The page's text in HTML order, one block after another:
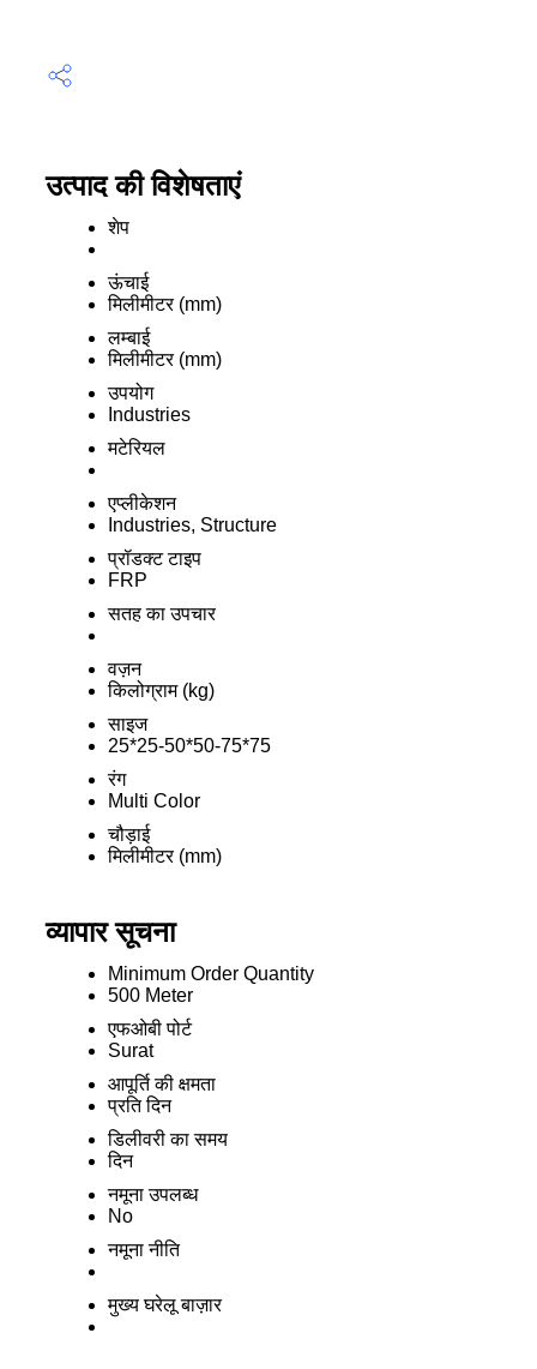
उत्पाद की विशेषताएं
शेप
ऊंचाई
मिलीमीटर (mm)
लम्बाई
मिलीमीटर (mm)
उपयोग
Industries
मटेरियल
एप्लीकेशन
Industries, Structure
प्रॉडक्ट टाइप
FRP
सतह का उपचार
वज़न
किलोग्राम (kg)
साइज
25*25-50*50-75*75
रंग
Multi Color
चौड़ाई
मिलीमीटर (mm)
व्यापार सूचना
Minimum Order Quantity
500 Meter
एफओबी पोर्ट
Surat
आपूर्ति की क्षमता
प्रति दिन
डिलीवरी का समय
दिन
नमूना उपलब्ध
No
नमूना नीति
मुख्य घरेलू बाज़ार